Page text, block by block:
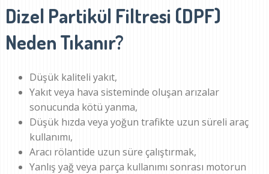
Dizel Partikül Filtresi (DPF)
Neden Tıkanır?
Düşük kaliteli yakıt,
Yakıt veya hava sisteminde oluşan arızalar
sonucunda kötü yanma,
Düşük hızda veya yoğun trafikte uzun süreli araç
kullanımı,
Aracı rölantide uzun süre çalıştırmak,
Yanlış yağ veya parça kullanımı sonrası motorun